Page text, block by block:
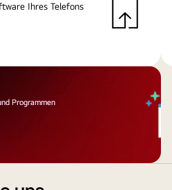
Ihres Telefons
Programmen